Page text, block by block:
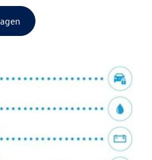
Service til
hvordan og
Fælgerep